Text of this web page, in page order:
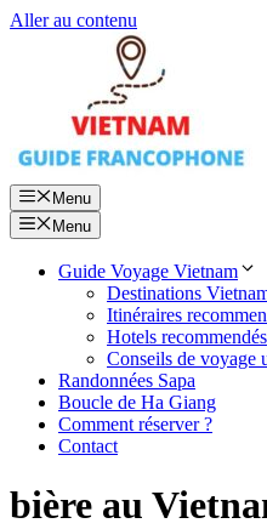
Aller au contenu
Menu
Menu
Guide Voyage Vietnam
Destinations
Itinéraires
Hotels recommendés
Conseils de voyage
Randonnées Sapa
Boucle de Ha Giang
Comment réserver ?
Contact
bière au